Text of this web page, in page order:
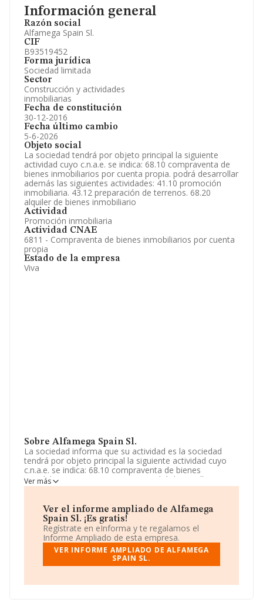
Información general
Razón social
Alfamega Spain Sl.
CIF
B93519452
Forma jurídica
Sociedad limitada
Sector
Construcción y actividades
inmobiliarias
Fecha de constitución
30-12-2016
Fecha último cambio
5-6-2026
Objeto social
La sociedad tendrá por objeto principal la siguiente
actividad cuyo c.n.a.e. se indica: 68.10 compraventa de
bienes inmobiliarios por cuenta propia. podrá desarrollar
además las siguientes actividades: 41.10 promoción
inmobiliaria. 43.12 preparación de terrenos. 68.20
alquiler de bienes inmobiliario
Actividad
Promoción inmobiliaria
Actividad CNAE
6811 - Compraventa de bienes inmobiliarios por cuenta
propia
Estado de la empresa
Viva
Sobre Alfamega Spain Sl.
La sociedad informa que su actividad es la sociedad
tendrá por objeto principal la siguiente actividad cuyo
c.n.a.e. se indica: 68.10 compraventa de bienes
inmobiliarios por cuenta propia. podrá desarrollar
además las siguientes actividades: 41.10 promoción
alquiler de bienes inmobiliario. La empresa aparece
inscrita en el Registro Mercantil como Sociedad
Limitada. Su CNAE corresponde a 6811 con código
'%cnae%'. La sociedad no tiene actividad en mercados
exteriores.
La sociedadAlfamega Spain S.L, NIF B93519452,
Soriano núm. 12 Piso 2 Oficina 9, (29601), en el
Ver más
Ver el informe ampliado de Alfamega
Spain Sl. ¡Es gratis!
Regístrate en eInforma y te regalamos el
Informe Ampliado de esta empresa.
VER INFORME AMPLIADO DE ALFAMEGA
SPAIN SL.
Información oficial y registral complementaria.